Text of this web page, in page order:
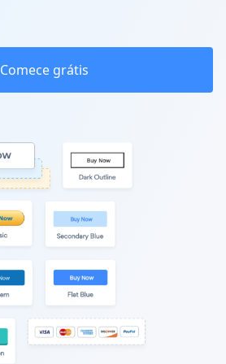
Comece grátis